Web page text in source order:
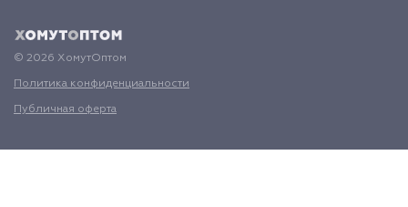
© 2026 ХомутОптом
Политика конфиденциальности
Публичная оферта